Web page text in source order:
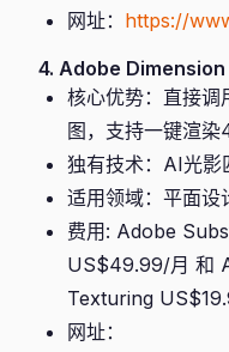
网址： https://
4. Adobe Dimension
核心优势：直接
图，支持一键渲染
独有技术：AI光影
适用领域：平面设
费用: Adobe
US$49.99/月 和
Texturing
网址：